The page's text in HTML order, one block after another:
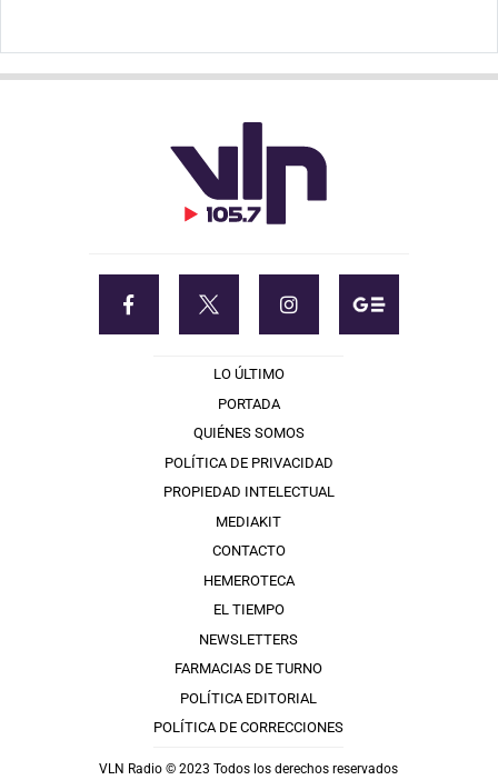
LO ÚLTIMO
PORTADA
QUIÉNES SOMOS
POLÍTICA DE PRIVACIDAD
PROPIEDAD INTELECTUAL
MEDIAKIT
CONTACTO
HEMEROTECA
EL TIEMPO
NEWSLETTERS
FARMACIAS DE TURNO
POLÍTICA EDITORIAL
POLÍTICA DE CORRECCIONES
VLN Radio © 2023 Todos los derechos reservados